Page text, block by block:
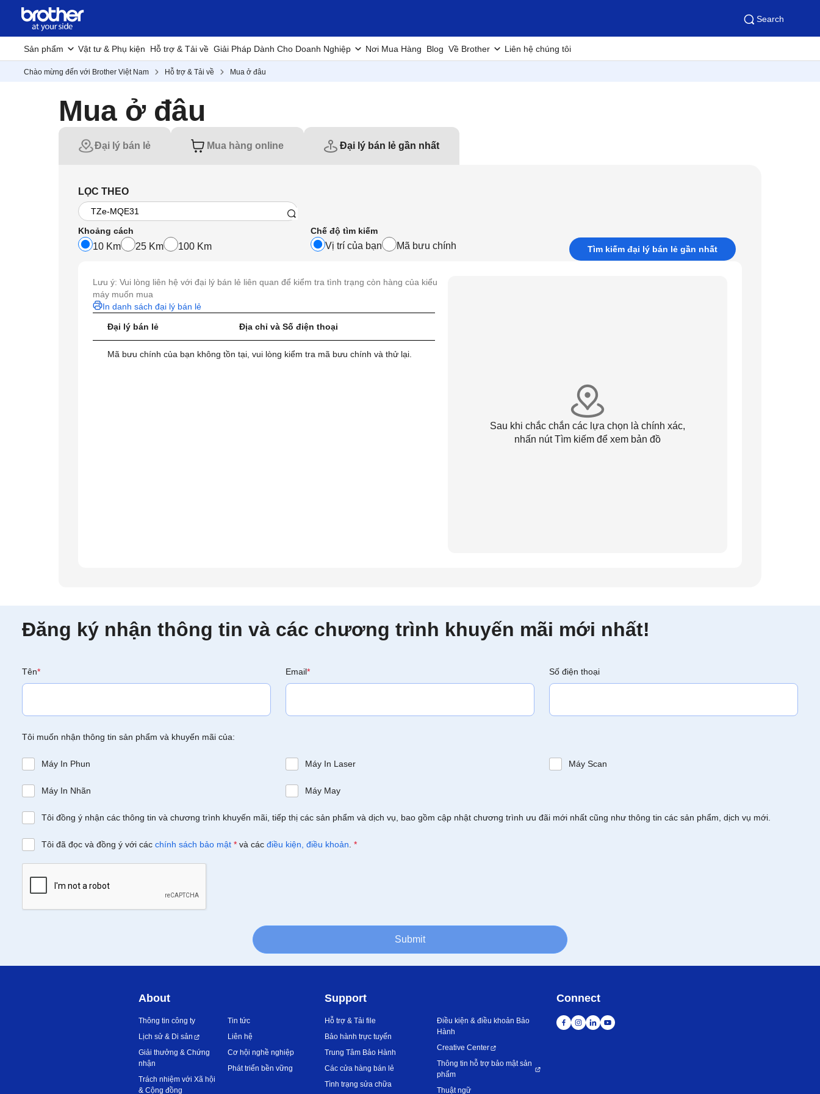
Search
Sản phẩm Vật tư & Phụ kiện Hỗ trợ & Tải về Giải Pháp Dành Cho Doanh Nghiệp Nơi Mua Hàng Blog Về Brother Liên hệ chúng tôi
Chào mừng đến với Brother Việt Nam Hỗ trợ & Tải về Mua ở đâu
Mua ở đâu
Đại lý bán lẻ Mua hàng online Đại lý bán lẻ gần nhất
LỌC THEO
Khoảng cách
10 Km 25 Km 100 Km
Chế độ tìm kiếm
Vị trí của bạn Mã bưu chính Tìm kiếm đại lý bán lẻ gần nhất
Lưu ý: Vui lòng liên hệ với đại lý bán lẻ liên quan để kiểm tra tình trạng còn hàng của kiểu
máy muốn mua
In danh sách đại lý bán lẻ
Đại lý bán lẻ Địa chỉ và Số điện thoại
Mã bưu chính của bạn không tồn tại, vui lòng kiểm tra mã bưu chính và thử lại.
Sau khi chắc chắn các lựa chọn là chính xác,
nhấn nút Tìm kiếm để xem bản đồ
Đăng ký nhận thông tin và các chương trình khuyến mãi mới nhất!
Tên* Email* Số điện thoại
Tôi muốn nhận thông tin sản phẩm và khuyến mãi của:
Máy In Phun Máy In Laser Máy Scan
Máy In Nhãn Máy May
Tôi đồng ý nhận các thông tin và chương trình khuyến mãi, tiếp thị các sản phẩm và dịch vụ, bao gồm cập nhật chương trình ưu đãi mới nhất cũng như thông tin các sản phẩm, dịch vụ mới.
Tôi đã đọc và đồng ý với các chính sách bảo mật * và các điều kiện, điều khoản. *
Submit
About
Thông tin công ty
Lịch sử & Di sản
Giải thưởng & Chứng
nhận
Trách nhiệm với Xã hội
& Cộng đồng
Tin tức
Liên hệ
Cơ hội nghề nghiệp
Phát triển bền vững
Support
Hỗ trợ & Tải file
Bảo hành trực tuyến
Trung Tâm Bảo Hành
Các cửa hàng bán lẻ
Tình trạng sửa chữa
Điều kiện & điều khoản Bảo
Hành
Creative Center
Thông tin hỗ trợ bảo mật sản
phẩm
Thuật ngữ
Connect